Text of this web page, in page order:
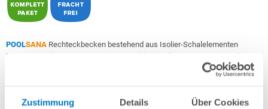
Zustimmung Details Über Cookies
POOLSANA Rechteckbecken bestehend aus Isolier-Schalelementen
PS30/80
+ sehr passgenauer, in Deutschland gefertigter
0,9 mm starker
mit Keilbiese +Aluminium-
PROFI-Set "High Level"